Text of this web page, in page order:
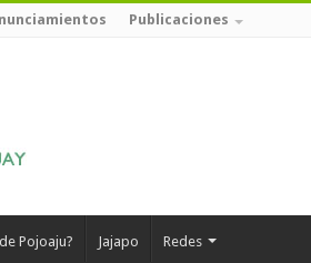
Publicaciones
Pojoaju? Jajapo Redes